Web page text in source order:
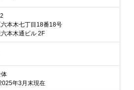
本木七丁目18番18号
本木通ビル 2F
体
年3月末現在